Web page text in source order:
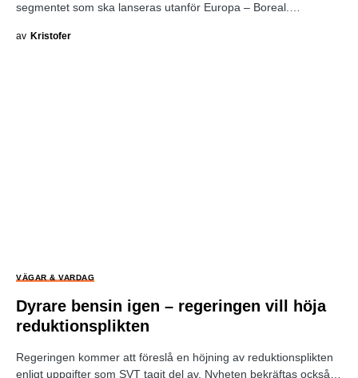
segmentet som ska lanseras utanför Europa – Boreal.…
av Kristofer
VÄGAR & VARDAG
Dyrare bensin igen – regeringen vill höja
reduktionsplikten
Regeringen kommer att föreslå en höjning av reduktionsplikten
enligt uppgifter som SVT tagit del av. Nyheten bekräftas också…